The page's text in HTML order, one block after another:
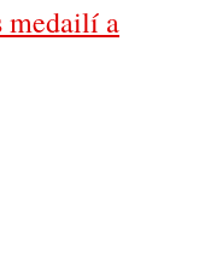
medailí a